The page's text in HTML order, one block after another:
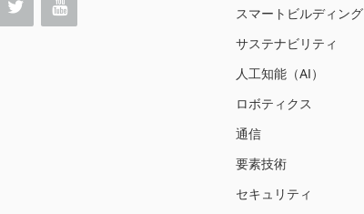
スマートビルディング
サステナビリティ
人工知能（AI）
ロボティクス
通信
要素技術
セキュリティ